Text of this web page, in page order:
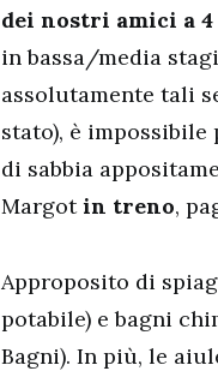
dei nostri amici a 4
in bassa/media
assolutamente tali
stato), è
di sabbia
Margotin treno,
Approposito di
potabile) e bagni
Bagni). In più, le